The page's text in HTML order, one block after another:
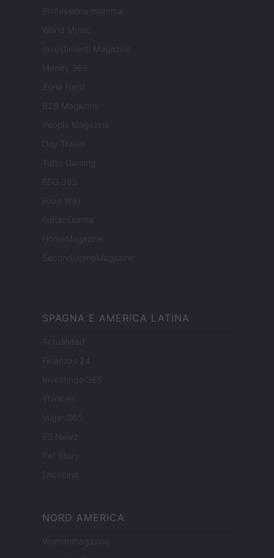
Professione mamma
World Music
Investimenti Magazine
Money 365
Zona Nerd
B2B Magazine
People Magazine
Day Travel
Tutto Gaming
ESG 365
Food Wiki
FuturoDonna
HomeMagazine
SecondHomeMagazine
SPAGNA E AMERICA LATINA
Actualidad
Finanzas 24
Investindo 365
Think.es
Viajar 365
ES Newz
Pet Story
Encocina
NORD AMERICA
Womanmagazine